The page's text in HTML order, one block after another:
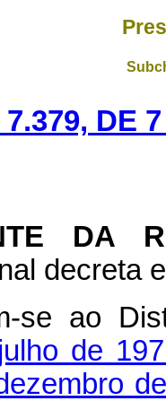
DE
DA
decreta
se ao
de